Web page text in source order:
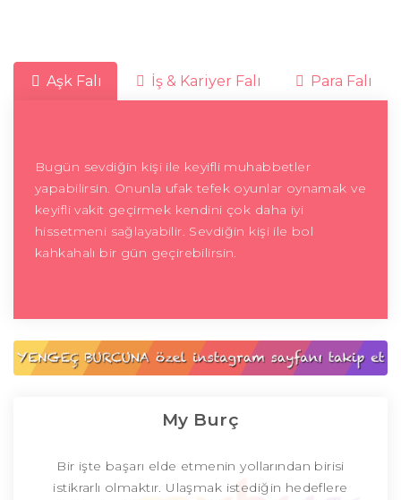
Aşk Falı İş & Kariyer Falı Para Falı
Bugün sevdiğin kişi ile keyifli muhabbetler
yapabilirsin. Onunla ufak tefek oyunlar oynamak ve
keyifli vakit geçirmek kendini çok daha iyi
hissetmeni sağlayabilir. Sevdiğin kişi ile bol
kahkahalı bir gün geçirebilirsin.
My Burç
Bir işte başarı elde etmenin yollarından birisi
istikrarlı olmaktır. Ulaşmak istediğin hedeflere